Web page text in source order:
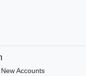
Accounts